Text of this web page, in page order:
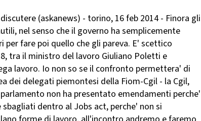
(askanews) - torino, 16 feb 2014 - Finora gli
nel senso che il governo ha semplicemente
fare poi quello che gli pareva. E' scettico
tra il ministro del lavoro Giuliano Poletti e
lavoro. Io non so se il confronto permettera' di
dei delegati piemontesi della Fiom-Cgil - la Cgil,
non ha presentato emendamenti perche'
dentro al Jobs act, perche' non si